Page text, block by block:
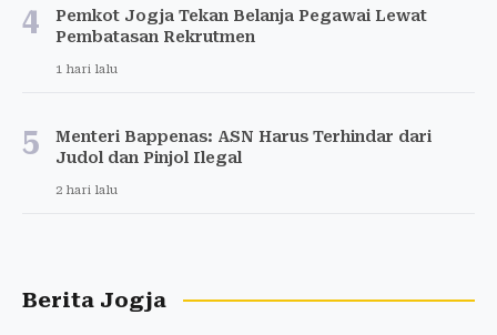
4
Pemkot Jogja Tekan Belanja Pegawai Lewat
Pembatasan Rekrutmen
1 hari lalu
5
Menteri Bappenas: ASN Harus Terhindar dari
Judol dan Pinjol Ilegal
2 hari lalu
Berita Jogja